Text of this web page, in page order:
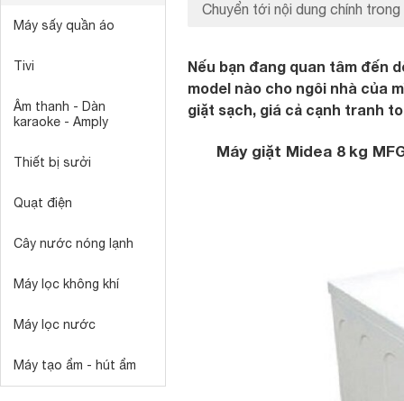
Máy sấy quần áo
Tivi
Âm thanh - Dàn
karaoke - Amply
Thiết bị sưởi
Quạt điện
Cây nước nóng lạnh
Máy lọc không khí
Máy lọc nước
Máy tạo ẩm - hút ẩm
Chuyển tới nội dung chính trong
Nếu bạn đang quan tâm đến
model nào cho ngôi nhà của
giặt sạch, giá cả cạnh tranh
Máy giặt Midea 8 kg